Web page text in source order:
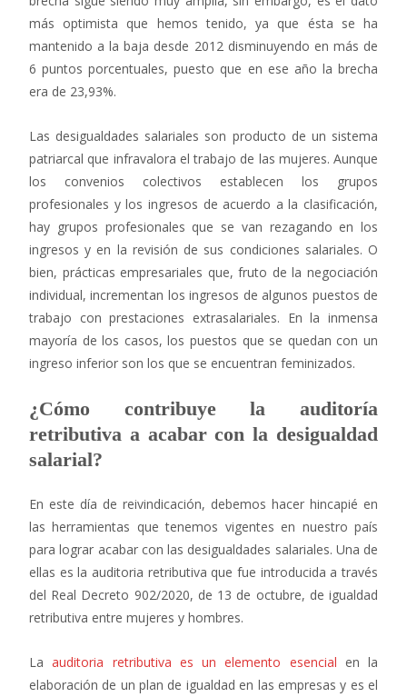
más optimista que hemos tenido, ya que ésta se ha
mantenido a la baja desde 2012 disminuyendo en más de
6 puntos porcentuales, puesto que en ese año la brecha
era de 23,93%.
Las desigualdades salariales son producto de un sistema
patriarcal que infravalora el trabajo de las mujeres. Aunque
los convenios colectivos establecen los grupos
profesionales y los ingresos de acuerdo a la clasificación,
hay grupos profesionales que se van rezagando en los
ingresos y en la revisión de sus condiciones salariales. O
bien, prácticas empresariales que, fruto de la negociación
individual, incrementan los ingresos de algunos puestos de
trabajo con prestaciones extrasalariales. En la inmensa
mayoría de los casos, los puestos que se quedan con un
ingreso inferior son los que se encuentran feminizados.
¿Cómo contribuye la auditoría
retributiva a acabar con la desigualdad
salarial?
En este día de reivindicación, debemos hacer hincapié en
las herramientas que tenemos vigentes en nuestro país
para lograr acabar con las desigualdades salariales. Una de
ellas es la auditoria retributiva que fue introducida a través
del Real Decreto 902/2020, de 13 de octubre, de igualdad
retributiva entre mujeres y hombres.
Laauditoria retributiva es un elemento esencial en la
elaboración de un plan de igualdad en las empresas y es el